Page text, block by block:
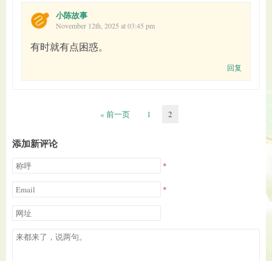
小陈故事
November 12th, 2025 at 03:45 pm
有时就有点困惑。
回复
« 前一页 1 2
添加新评论